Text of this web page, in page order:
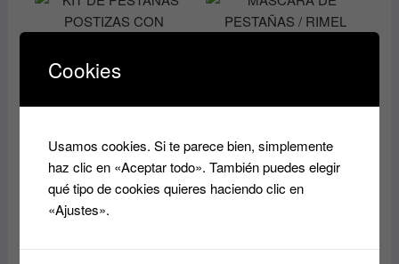
se
KIT DE PESTAÑAS
ADHESIVO Y
APLICADOR Deluxe Pack
Lash con DUO ANDREA
14.80€
PESTAÑAS / RIMEL
MAGNÉTICO EVELINE
7.40€
Cookies
Usamos cookies. Si te parece bien, simplemente
haz clic en «Aceptar todo». También puedes elegir
qué tipo de cookies quieres haciendo clic en
«Ajustes».